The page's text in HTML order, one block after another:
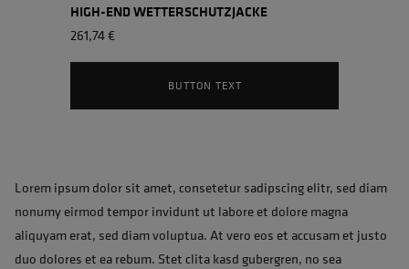
HIGH-END WETTERSCHUTZJACKE
261,74 €
BUTTON TEXT
Lorem ipsum dolor sit amet, consetetur sadipscing elitr, sed diam
nonumy eirmod tempor invidunt ut labore et dolore magna
aliquyam erat, sed diam voluptua. At vero eos et accusam et justo
duo dolores et ea rebum. Stet clita kasd gubergren, no sea